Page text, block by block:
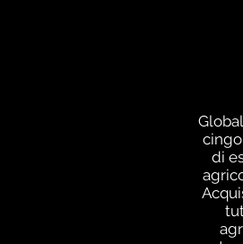
di